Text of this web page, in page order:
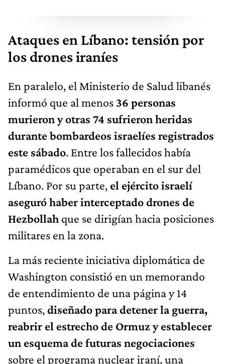
Ataques en Líbano: tensión por
los drones iraníes
En paralelo, el Ministerio de Salud libanés
informó que al menos 36 personas
murieron y otras 74 sufrieron heridas
durante bombardeos israelíes registrados
este sábado. Entre los fallecidos había
paramédicos que operaban en el sur del
Líbano. Por su parte, el ejército israelí
aseguró haber interceptado drones de
Hezbollah que se dirigían hacia posiciones
militares en la zona.
La más reciente iniciativa diplomática de
Washington consistió en un memorando
de entendimiento de una página y 14
puntos,diseñado para detener la guerra,
reabrir el estrecho de Ormuz y establecer
un esquema de futuras negociaciones
sobre el programa nuclear iraní, una